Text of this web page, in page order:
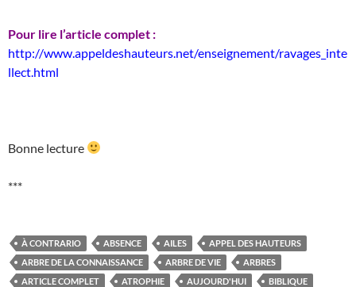
Pour lire l’article complet :
http://www.appeldeshauteurs.net/enseignement/ravages_inte
llect.html
Bonne lecture
***
À CONTRARIO ABSENCE AILES
APPEL DES HAUTEURS
ARBRE DE LA CONNAISSANCE
ARBRE DE VIE
ARBRES
ARTICLE COMPLET
ATROPHIE AUJOURD'HUI
BIBLIQUE